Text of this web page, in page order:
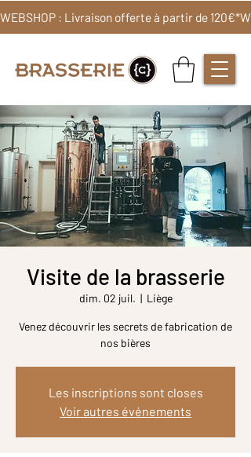
WEBSHOP : Livraison offerte à partir de 120€*
Visite de la brasserie
dim. 02 juil.
  |
Liège
Venez découvrir les secrets de fabrication de
nos bières
Les inscriptions sont closes
Voir autres événements